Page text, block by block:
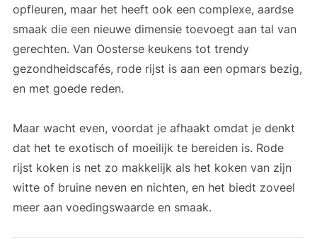
opfleuren, maar het heeft ook een complexe, aardse
smaak die een nieuwe dimensie toevoegt aan tal van
gerechten. Van Oosterse keukens tot trendy
gezondheidscafés, rode rijst is aan een opmars bezig,
en met goede reden.
Maar wacht even, voordat je afhaakt omdat je denkt
dat het te exotisch of moeilijk te bereiden is. Rode
rijst koken is net zo makkelijk als het koken van zijn
witte of bruine neven en nichten, en het biedt zoveel
meer aan voedingswaarde en smaak.